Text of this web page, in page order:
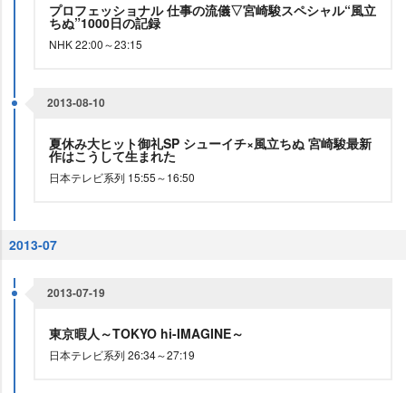
プロフェッショナル 仕事の流儀▽宮崎駿スペシャル“風立
ちぬ”1000日の記録
NHK 22:00～23:15
2013-08-10
夏休み大ヒット御礼SP シューイチ×風立ちぬ 宮崎駿最新
作はこうして生まれた
日本テレビ系列 15:55～16:50
2013-07
2013-07-19
東京暇人～TOKYO hi-IMAGINE～
日本テレビ系列 26:34～27:19